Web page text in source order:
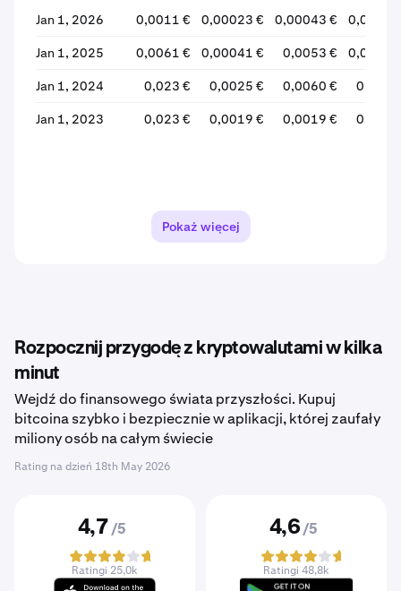
Jan 1, 2026
0,0011 € 0,00023 € 0,00043 €
Jan 1, 2025 0,0061 € 0,00041 € 0,0053 €
Jan 1, 2024 0,023 € 0,0025 € 0,0060 €
Jan 1, 2023 0,023 € 0,0019 € 0,0019 €
Pokaż więcej
Rozpocznij przygodę z kryptowalutami w kilka
minut
Wejdź do finansowego świata przyszłości. Kupuj
bitcoina szybko i bezpiecznie w aplikacji, której zaufały
miliony osób na całym świecie
Rating na dzień 18th May 2026
4,7 /5
Ratingi 25,0k
4,6 /5
Ratingi 48,8k